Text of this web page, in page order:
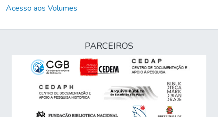
Acesso aos Volumes
PARCEIROS